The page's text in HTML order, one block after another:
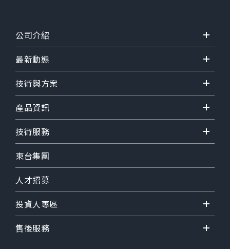
公司介紹
最新動態
技術與方案
產品資訊
技術服務
東台集團
人才招募
投資人專區
售後服務